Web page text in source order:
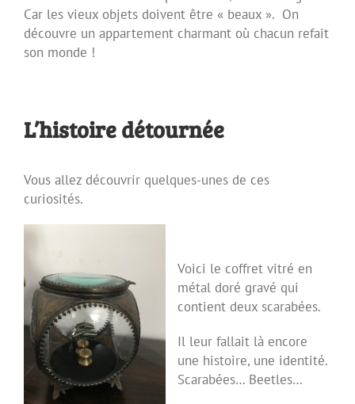
Car les vieux objets doivent être « beaux ». On
découvre un appartement charmant où chacun refait
son monde !
L’histoire détournée
Vous allez découvrir quelques-unes de ces
curiosités.
Voici le coffret vitré en
métal doré gravé qui
contient deux scarabées.
Il leur fallait là encore
une histoire, une identité.
Scarabées… Beetles…